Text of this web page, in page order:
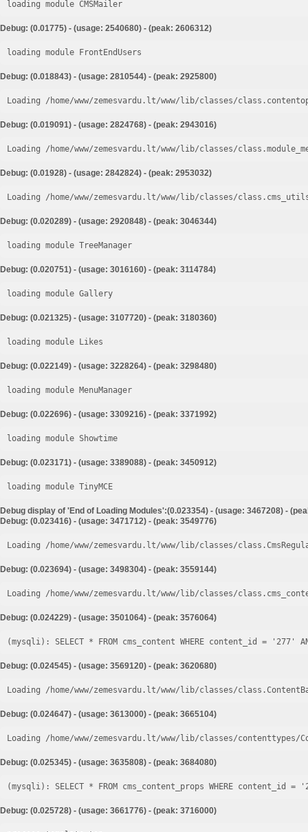
loading module CMSMailer
Debug: (0.01775) - (usage: 2540680) - (peak: 2606312)
loading module FrontEndUsers
Debug: (0.018843) - (usage: 2810544) - (peak: 2925800)
Loading /home/www/zemesvardu.lt/www/lib/classes/
Debug: (0.019091) - (usage: 2824768) - (peak: 2943016)
Loading /home/www/zemesvardu.lt/www/lib/classes/
Debug: (0.01928) - (usage: 2842824) - (peak: 2953032)
Loading /home/www/zemesvardu.lt/www/lib/classes/
Debug: (0.020289) - (usage: 2920848) - (peak: 3046344)
loading module TreeManager
Debug: (0.020751) - (usage: 3016160) - (peak: 3114784)
loading module Gallery
Debug: (0.021325) - (usage: 3107720) - (peak: 3180360)
loading module Likes
Debug: (0.022149) - (usage: 3228264) - (peak: 3298480)
loading module MenuManager
Debug: (0.022696) - (usage: 3309216) - (peak: 3371992)
loading module Showtime
Debug: (0.023171) - (usage: 3389088) - (peak: 3450912)
loading module TinyMCE
Debug display of 'End of Loading Modules':(0.023354) - (usage: 3467208) -
Debug: (0.023416) - (usage: 3471712) - (peak: 3549776)
Loading /home/www/zemesvardu.lt/www/lib/classes/
Debug: (0.023694) - (usage: 3498304) - (peak: 3559144)
Loading /home/www/zemesvardu.lt/www/lib/classes/
Debug: (0.024229) - (usage: 3501064) - (peak: 3576064)
Debug: (0.024545) - (usage: 3569120) - (peak: 3620680)
Loading /home/www/zemesvardu.lt/www/lib/classes/
Debug: (0.024647) - (usage: 3613000) - (peak: 3665104)
Loading /home/www/zemesvardu.lt/www/lib/classes/
Debug: (0.025345) - (usage: 3635808) - (peak: 3684080)
Debug: (0.025728) - (usage: 3661776) - (peak: 3716000)